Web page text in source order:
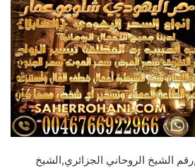
الشيخ الروحاني الجزائري,الشيخ